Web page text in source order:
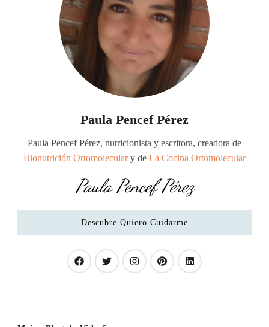
Paula Pencef Pérez
Paula Pencef Pérez, nutricionista y escritora, creadora de
Bionutrición Ortomoleculary de La Cocina Ortomolecular
Paula Pencef Pérez
Descubre Quiero Cuidarme